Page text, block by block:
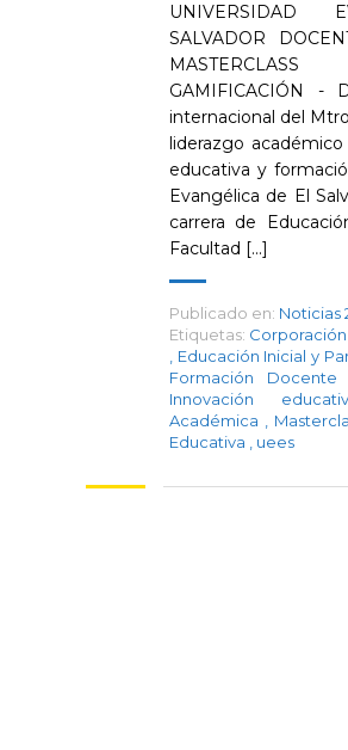
UNIVERSIDAD
SALVADOR
GAMIFICACIÓN -
internacional del
liderazgo
educativa y
Evangélica de El
carrera de
Facultad [...]
Publicado en: Noticias
Etiquetas:
Educación Inicial y
Formación Docente
Innovación
Académica
Educativa
uees